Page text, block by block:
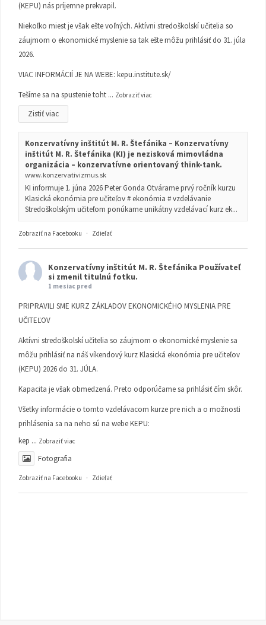
(KEPU) nás príjemne prekvapil.
Niekoľko miest je však ešte voľných. Aktívni stredoškolskí učitelia so
záujmom o ekonomické myslenie sa tak ešte môžu prihlásiť do 31. júla
2026.
VIAC INFORMÁCIÍ JE NA WEBE: kepu.institute.sk/
Tešíme sa na spustenie toht ... Zobraziť viac
Zistiť viac
Konzervatívny inštitút M. R. Štefánika – Konzervatívny
inštitút M. R. Štefánika (KI) je nezisková mimovládna
organizácia – konzervatívne orientovaný think-tank.
www.konzervativizmus.sk
KI informuje 1. júna 2026 Peter Gonda Otvárame prvý ročník kurzu
Klasická ekonómia pre učiteľov # ekonómia # vzdelávanie
Stredoškolským učiteľom ponúkame unikátny vzdelávací kurz ek...
Zobraziť na Facebooku · Zdieľať
Konzervatívny inštitút M. R. Štefánika Používateľ
si zmenil titulnú fotku.
1 mesiac pred
PRIPRAVILI SME KURZ ZÁKLADOV EKONOMICKÉHO MYSLENIA PRE
UČITEĽOV
Aktívni stredoškolskí učitelia so záujmom o ekonomické myslenie sa
môžu prihlásiť na náš víkendový kurz Klasická ekonómia pre učiteľov
(KEPU) 2026 do 31. JÚLA.
Kapacita je však obmedzená. Preto odporúčame sa prihlásiť čím skôr.
Všetky informácie o tomto vzdelávacom kurze pre nich a o možnosti
prihlásenia sa na neho sú na webe KEPU:
kep ... Zobraziť viac
Fotografia
Zobraziť na Facebooku · Zdieľať